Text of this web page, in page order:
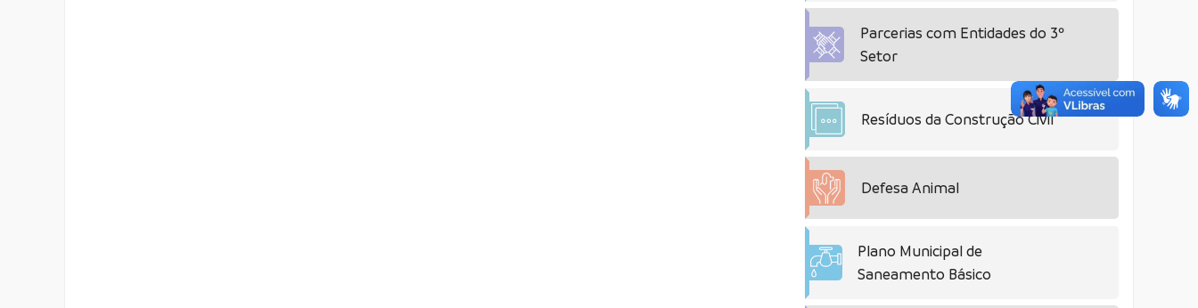
Parcerias com Entidades do 3º
Setor
Resíduos da Construção Civil
Defesa Animal
Plano Municipal de
Saneamento Básico